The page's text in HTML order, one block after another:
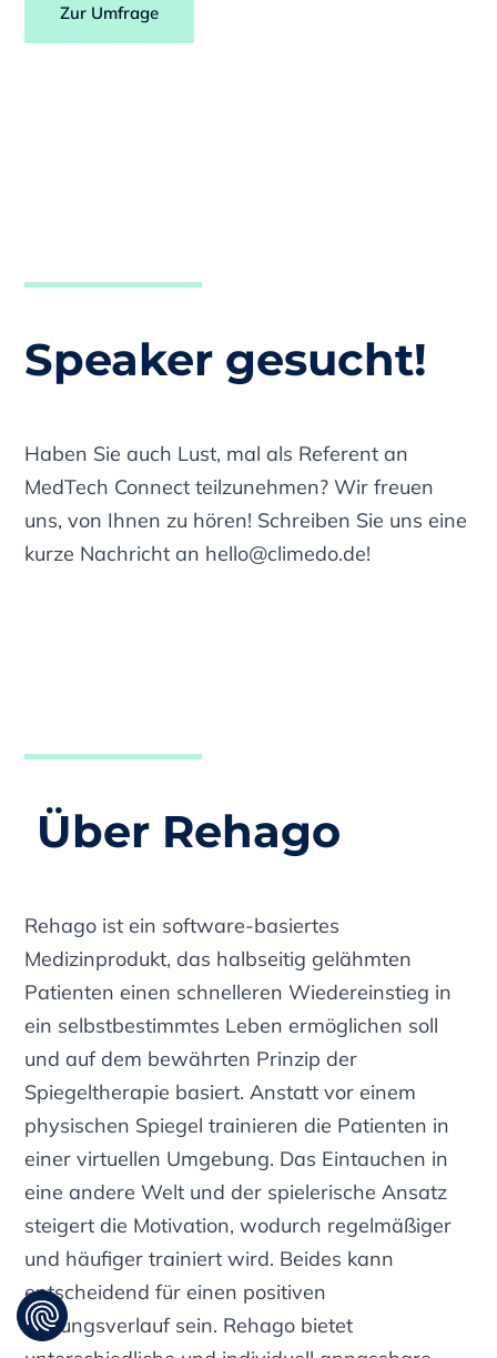
Zur Umfrage
Speaker gesucht!
Haben Sie auch Lust, mal als Referent an
MedTech Connect teilzunehmen? Wir freuen
uns, von Ihnen zu hören! Schreiben Sie uns eine
kurze Nachricht an hello@climedo.de!
Über Rehago
Rehago ist ein software-basiertes
Medizinprodukt, das halbseitig gelähmten
Patienten einen schnelleren Wiedereinstieg in
ein selbstbestimmtes Leben ermöglichen soll
und auf dem bewährten Prinzip der
Spiegeltherapie basiert. Anstatt vor einem
physischen Spiegel trainieren die Patienten in
einer virtuellen Umgebung. Das Eintauchen in
eine andere Welt und der spielerische Ansatz
steigert die Motivation, wodurch regelmäßiger
und häufiger trainiert wird. Beides kann
entscheidend für einen positiven
Heilungsverlauf sein. Rehago bietet